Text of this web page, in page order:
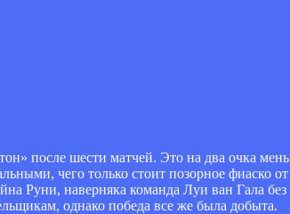
после шести матчей. Это на два очка
чего только стоит позорное фиаско
Руни, наверняка команда Луи ван Гала
однако победа все же была добыта.